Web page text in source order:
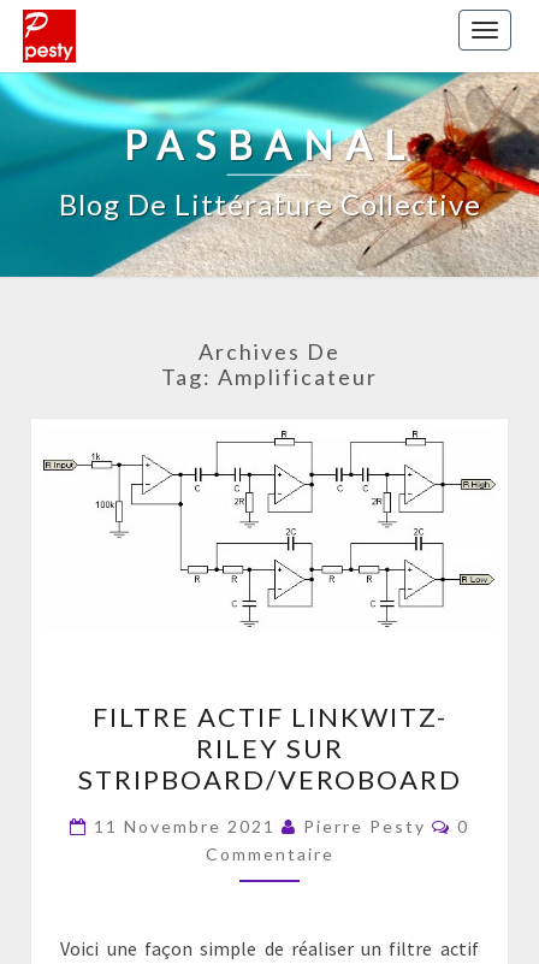
PASBANAL
Blog De Littérature Collective
Archives De
Tag: Amplificateur
ACTIF
LINKWITZ-
RILEY
SUR
STRIPBOARD/
FILTRE ACTIF LINKWITZ-
RILEY SUR
STRIPBOARD/VEROBOARD
11 Novembre 2021 Pierre Pesty
0
Commentaire
Voici une façon simple de réaliser un filtre actif